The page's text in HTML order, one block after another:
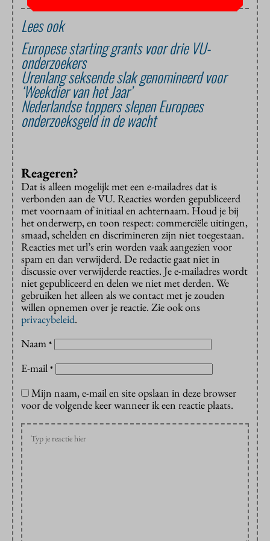
Lees ook
Europese starting grants voor drie VU-
onderzoekers
Urenlang seksende slak genomineerd voor
‘Weekdier van het Jaar’
Nederlandse toppers slepen Europees
onderzoeksgeld in de wacht
Reageren?
Dat is alleen mogelijk met een e-mailadres dat is
verbonden aan de VU. Reacties worden gepubliceerd
met voornaam of initiaal en achternaam. Houd je bij
het onderwerp, en toon respect: commerciële uitingen,
smaad, schelden en discrimineren zijn niet toegestaan.
Reacties met url’s erin worden vaak aangezien voor
spam en dan verwijderd. De redactie gaat niet in
discussie over verwijderde reacties. Je e-mailadres wordt
niet gepubliceerd en delen we niet met derden. We
gebruiken het alleen als we contact met je zouden
willen opnemen over je reactie. Zie ook ons
privacybeleid.
Naam *
E-mail *
Mijn naam, e-mail en site opslaan in deze browser
voor de volgende keer wanneer ik een reactie plaats.